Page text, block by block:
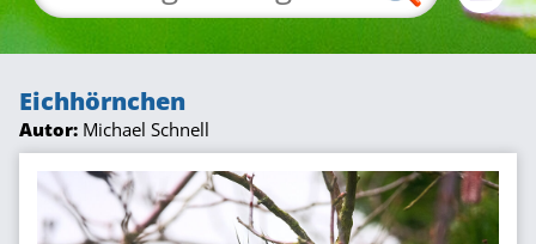
Eichhörnchen
Autor: Michael Schnell